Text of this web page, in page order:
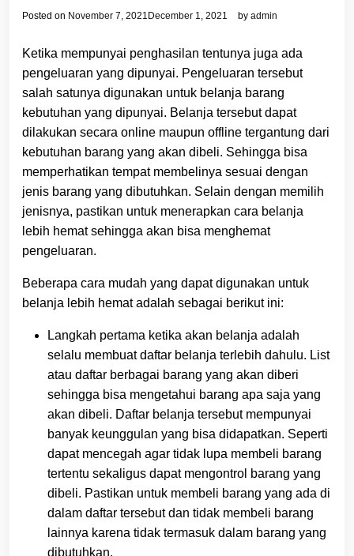
Posted on November 7, 2021 December 1, 2021 by admin
Ketika mempunyai penghasilan tentunya juga ada
pengeluaran yang dipunyai. Pengeluaran tersebut
salah satunya digunakan untuk belanja barang
kebutuhan yang dipunyai. Belanja tersebut dapat
dilakukan secara online maupun offline tergantung dari
kebutuhan barang yang akan dibeli. Sehingga bisa
memperhatikan tempat membelinya sesuai dengan
jenis barang yang dibutuhkan. Selain dengan memilih
jenisnya, pastikan untuk menerapkan cara belanja
lebih hemat sehingga akan bisa menghemat
pengeluaran.
Beberapa cara mudah yang dapat digunakan untuk
belanja lebih hemat adalah sebagai berikut ini:
Langkah pertama ketika akan belanja adalah
selalu membuat daftar belanja terlebih dahulu. List
atau daftar berbagai barang yang akan diberi
sehingga bisa mengetahui barang apa saja yang
akan dibeli. Daftar belanja tersebut mempunyai
banyak keunggulan yang bisa didapatkan. Seperti
dapat mencegah agar tidak lupa membeli barang
tertentu sekaligus dapat mengontrol barang yang
dibeli. Pastikan untuk membeli barang yang ada di
dalam daftar tersebut dan tidak membeli barang
lainnya karena tidak termasuk dalam barang yang
dibutuhkan.